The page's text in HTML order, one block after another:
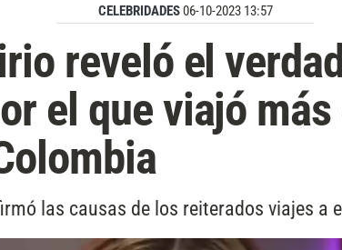
CELEBRIDADES06-10-2023 13:57
reveló el
el que viajó más
las causas de los reiterados viajes a